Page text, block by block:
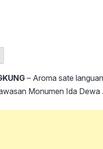
– Aroma sate
Monumen Ida